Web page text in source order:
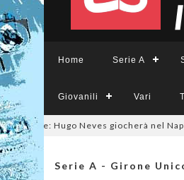
Home Serie A
Giovanili Vari
Hugo Neves giocherà nel Napoli. Il
Serie A - Girone